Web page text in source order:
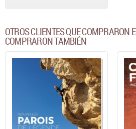
OTROS CLIENTES QUE COMPRARON
COMPRARON TAMBIÉN